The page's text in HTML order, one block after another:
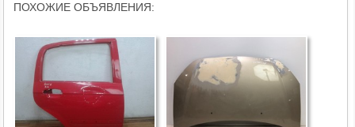
ПОХОЖИЕ ОБЪЯВЛЕНИЯ: